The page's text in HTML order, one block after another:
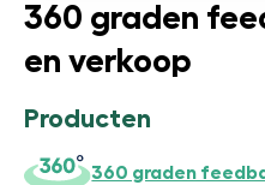
360 graden
en verkoop
Producten
360 graden